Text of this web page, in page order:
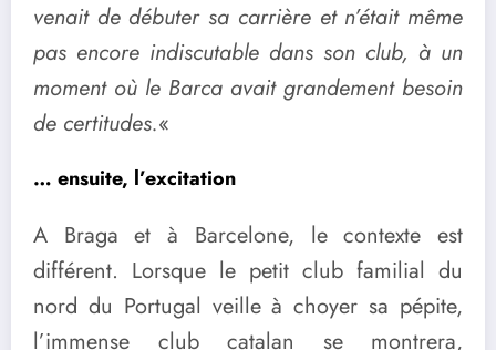
venait de débuter sa carrière et n’était même
pas encore indiscutable dans son club, à un
moment où le Barca avait grandement besoin
de certitudes.«
… ensuite, l’excitation
A Braga et à Barcelone, le contexte est
différent. Lorsque le petit club familial du
nord du Portugal veille à choyer sa pépite,
l’immense club catalan se montrera,